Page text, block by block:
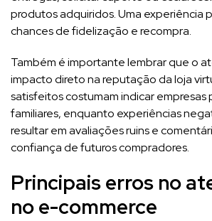
produtos adquiridos. Uma experiência
chances de fidelização e recompra.
Também é importante lembrar que o
impacto direto na reputação da loja
satisfeitos costumam indicar empresas
familiares, enquanto experiências
resultar em avaliações ruins e
confiança de futuros compradores.
Principais erros no
no e-commerce